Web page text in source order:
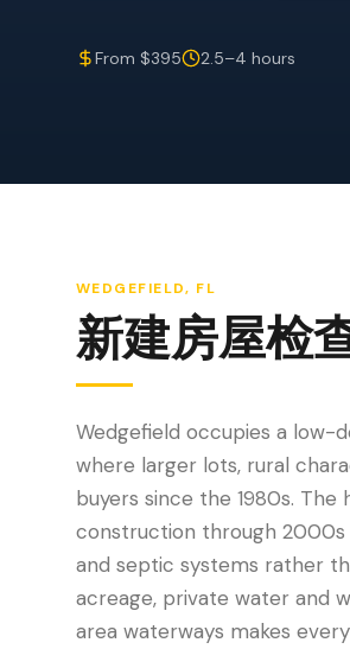
From $395 2.5–4 hours
WEDGEFIELD, FL
新建房屋检
Wedgefield occupies a low-
where larger lots, rural
buyers since the 1980s.
construction through
and septic systems rather
acreage, private water and
area waterways makes